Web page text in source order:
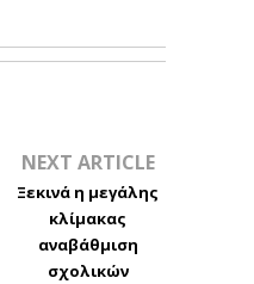
NEXT ARTICLE
Ξεκινά η μεγάλης
κλίμακας
αναβάθμιση
σχολικών